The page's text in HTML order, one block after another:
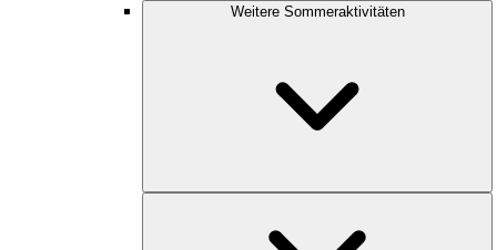
Weitere Sommeraktivitäten